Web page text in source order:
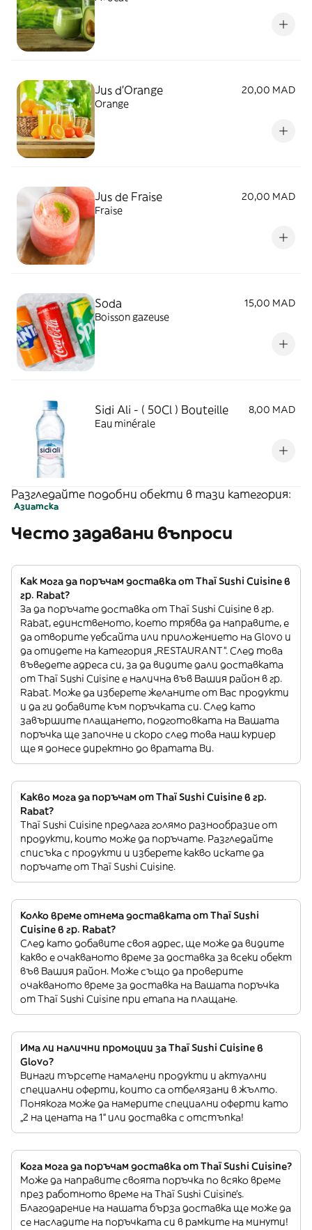
Jus d'Orange
20,00 MAD
Orange
Jus de Fraise
20,00 MAD
Fraise
Soda
15,00 MAD
Boisson gazeuse
Sidi Ali - ( 50Cl ) Bouteille
8,00 MAD
Eau minérale
Разгледайте подобни обекти в тази категория:
Азиатска
Често задавани въпроси
Как мога да поръчам доставка от Thaï Sushi Cuisine в
гр. Rabat?
За да поръчате доставка от Thaï Sushi Cuisine в гр.
Rabat, единственото, което трябва да направите, е
да отворите уебсайта или приложението на Glovo и
да отидете на категория „RESTAURANT”. След това
въведете адреса си, за да видите дали доставката
от Thaï Sushi Cuisine е налична във Вашия район в гр.
Rabat. Може да изберете желаните от Вас продукти
и да ги добавите към поръчката си. След като
завършите плащането, подготовката на Вашата
поръчка ще започне и скоро след това наш куриер
ще я донесе директно до вратата Ви.
Какво мога да поръчам от Thaï Sushi Cuisine в гр.
Rabat?
Thaï Sushi Cuisine предлага голямо разнообразие от
продукти, които може да поръчате. Разгледайте
списъка с продукти и изберете какво искате да
поръчате от Thaï Sushi Cuisine.
Колко време отнема доставката от Thaï Sushi
Cuisine в гр. Rabat?
След като добавите своя адрес, ще може да видите
какво е очакваното време за доставка за всеки обект
във Вашия район. Може също да проверите
очакваното време за доставка на Вашата поръчка
от Thaï Sushi Cuisine при етапа на плащане.
Има ли налични промоции за Thaï Sushi Cuisine в
Glovo?
Винаги търсете намалени продукти и актуални
специални оферти, които са отбелязани в жълто.
Понякога може да намерите специални оферти като
„2 на цената на 1“ или доставка с отстъпка!
Кога мога да поръчам доставка от Thaï Sushi Cuisine?
Може да направите своята поръчка по всяко време
през работното време на Thaï Sushi Cuisine’s.
Благодарение на нашата бърза доставка ще може да
се насладите на поръчката си в рамките на минути!